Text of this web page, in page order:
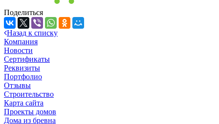
Поделиться
Назад к списку
Компания
Новости
Сертификаты
Реквизиты
Портфолио
Отзывы
Строительство
Карта сайта
Проекты домов
Дома из бревна